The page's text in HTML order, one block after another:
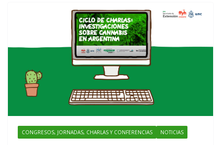
k
CONGRESOS, JORNADAS, CHARLAS Y CONFERENCIAS NOTICIAS